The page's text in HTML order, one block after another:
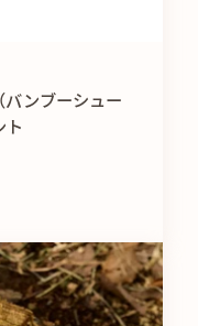
ンブーシュー
ト